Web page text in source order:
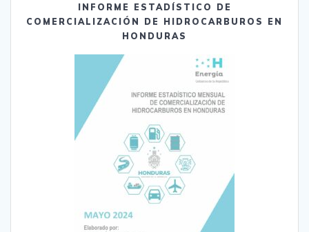
INFORME ESTADÍSTICO DE
COMERCIALIZACIÓN DE HIDROCARBUROS EN
HONDURAS